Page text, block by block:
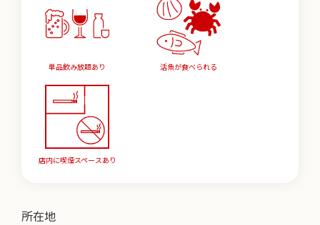
単品飲み放題あり 活魚が食べられる
店内に喫煙スペースあり
所在地